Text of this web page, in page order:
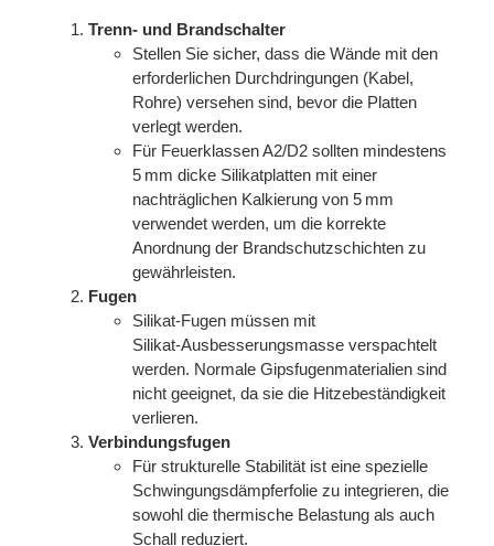
Trenn‑ und Brand­schalter
Stellen Sie sicher, dass die Wände mit den
erforderlichen Durchdringungen (Kabel,
Rohre) versehen sind, bevor die Platten
verlegt werden.
Für Feuerklassen A2/D2 sollten mindestens
5 mm dicke Silikatplatten mit einer
nachträglichen Kalkierung von 5 mm
verwendet werden, um die korrekte
Anordnung der Brandschutzschichten zu
gewährleisten.
Fugen
Silikat‑Fugen müssen mit
Silikat‑Ausbesserungsmasse verspachtelt
werden. Normale Gipsfugenmaterialien sind
nicht geeignet, da sie die Hitzebeständigkeit
verlieren.
Verbindungsfugen
Für strukturelle Stabilität ist eine spezielle
Schwingungsdämpferfolie zu integrieren, die
sowohl die thermische Belastung als auch
Schall reduziert.